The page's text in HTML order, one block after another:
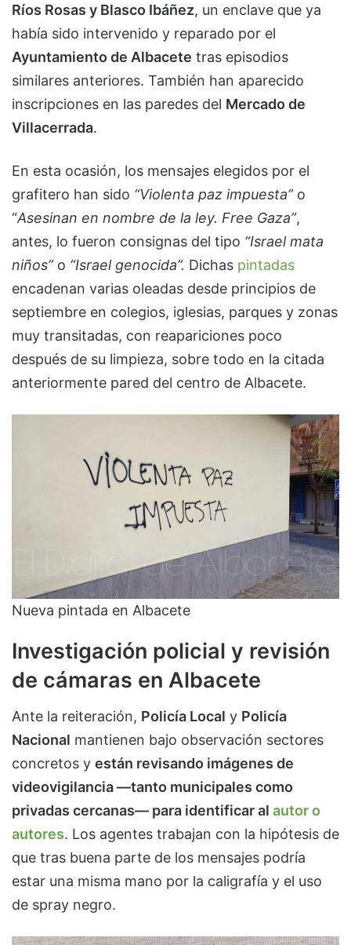
Ríos Rosas y Blasco Ibáñez, un enclave que ya
había sido intervenido y reparado por el
Ayuntamiento de Albacete tras episodios
similares anteriores. También han aparecido
inscripciones en las paredes del Mercado de
Villacerrada.
En esta ocasión, los mensajes elegidos por el
grafitero han sido “Violenta paz impuesta”o
“Asesinan en nombre de la ley. Free Gaza”,
antes, lo fueron consignas del tipo “Israel mata
niños”o “Israel genocida”. Dichas pintadas
encadenan varias oleadas desde principios de
septiembre en colegios, iglesias, parques y zonas
muy transitadas, con reapariciones poco
después de su limpieza, sobre todo en la citada
anteriormente pared del centro de Albacete.
Nueva pintada en Albacete
Investigación policial y revisión
de cámaras en Albacete
Ante la reiteración, Policía Local y Policía
Nacional mantienen bajo observación sectores
concretos y están revisando imágenes de
videovigilancia —tanto municipales como
privadas cercanas— para identificar al autor o
autores. Los agentes trabajan con la hipótesis de
que tras buena parte de los mensajes podría
estar una misma mano por la caligrafía y el uso
de spray negro.